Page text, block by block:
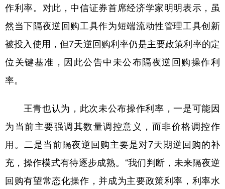
多语种频道
English Español Français عربى
Русский язык 日本語 한국어
作利率。对此，中信证券首席经济学家明明表示，虽
然当下隔夜逆回购工具作为短端流动性管理工具创新
被投入使用，但7天逆回购利率仍是主要政策利率的定
位关键基准，因此公告中未公布隔夜逆回购操作利
率。
王青也认为，此次未公布操作利率，一是可能因
为当前主要强调其数量调控意义，而非价格调控作
用。二是当前隔夜逆回购主要是对7天期逆回购的补
充，操作模式有待逐步成熟。“我们判断，未来隔夜逆
回购有望常态化操作，并成为主要政策利率，利率水